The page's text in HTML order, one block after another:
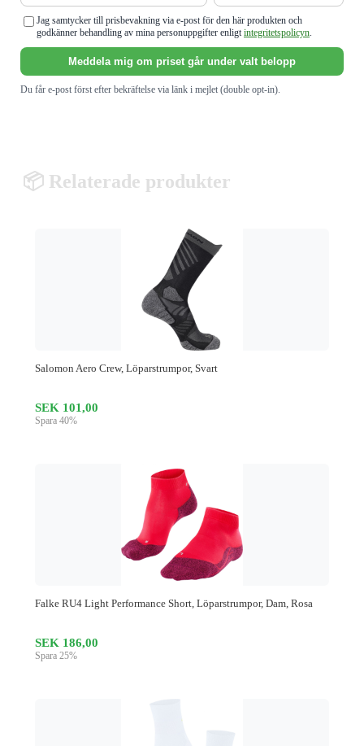
Jag samtycker till prisbevakning via e-post för den här produkten och
godkänner behandling av mina personuppgifter enligtintegritetspolicyn.
Meddela mig om priset går under valt belopp
Du får e-post först efter bekräftelse via länk i mejlet (double opt-in).
📦 Relaterade produkter
Salomon Aero Crew, Löparstrumpor, Svart
SEK 101,00
Spara 40%
Falke RU4 Light Performance Short, Löparstrumpor, Dam, Rosa
SEK 186,00
Spara 25%